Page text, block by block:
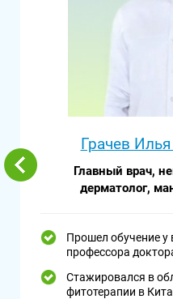
Грачев
Главный врач,
дерматолог,
Прошел обучение у
профессора
Стажировался в
фитотерапии в